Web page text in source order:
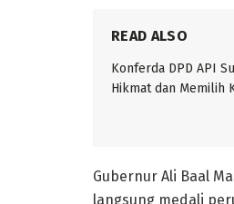
READ ALSO
Konferda DPD API
Hikmat dan Memilih
Gubernur Ali Baal
langsung medali